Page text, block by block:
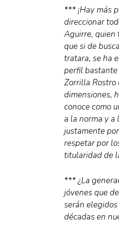
*** ¡Hay más
direccionar
Aguirre, quien
que si de
tratara, se ha
perfil bastante
Zorrilla Rostro
dimensiones,
conoce como
a la norma y a
justamente
respetar por
titularidad de
*** ¿La
jóvenes que
serán
décadas en